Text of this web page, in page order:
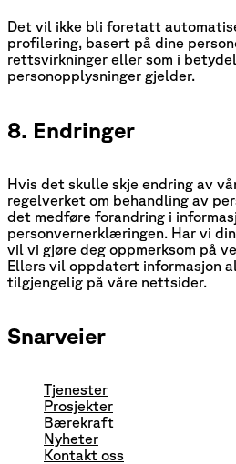
Det vil ikke bli foretatt
profilering, basert på dine
rettsvirkninger eller som i
personopplysninger gjelder.
8. Endringer
Hvis det skulle skje endring av
regelverket om behandling av
det medføre forandring i
personvernerklæringen. Har vi
vil vi gjøre deg oppmerksom på
Ellers vil oppdatert informasjon
tilgjengelig på våre nettsider.
Snarveier
Tjenester
Prosjekter
Bærekraft
Nyheter
Kontakt oss